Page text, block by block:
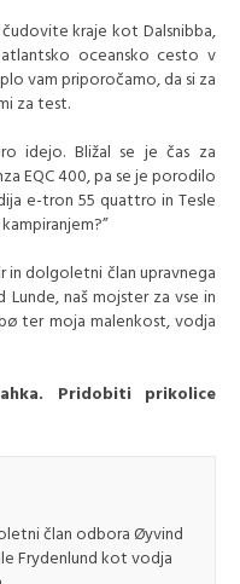
kraje kot Dalsnibba,
oceansko cesto v
vam priporočamo, da si za
za test.
idejo. Bližal se je čas za
EQC 400, pa se je porodilo
e-tron 55 quattro in Tesle
in dolgoletni član upravnega
naš mojster za vse in
ter moja malenkost, vodja
Pridobiti prikolice
član odbora Øyvind
Frydenlund kot vodja